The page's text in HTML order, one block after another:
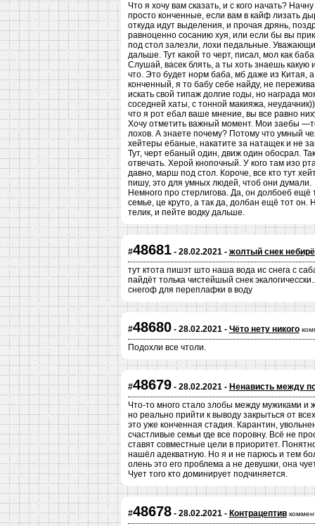
Что я хочу вам сказать, и с кого начать?
просто конченные, если вам в кайф лизать
откуда идут выделения, и прочая дрянь,
равноценно сосанию хуя, или если бы вы
под стол залезли, лохи педальные.
дальше. Тут какой то черт, писал, мол как
Слушай, васек блять, а ты хоть знаешь
что. Это будет норм баба, мб даже из
конченный, я то бабу себе найду, не
искать свой типаж долгие годы, но награда
соседней хаты, с тонной макияжа,
что я рот ебал ваше мнение, вы все равно
Хочу отметить важный момент. Мои заебы
лохов. А знаете почему? Потому что умный
хейтеры ебаные, накатите за натащек и не
Тут, черт ебаный один, движ один обосрал.
отвечать. Херой кнопочный. У кого там изо
давно, марш под стол. Короче, все кто тут
пишу, это для умных людей, чтоб они думали.
Немного про стерлигова. Да, он долбоеб ещё
семье, це круто, а так да, долбан ещё тот
телик, и пейте водку дальше.
#48681- 28.02.2021 - жолтый снек
тут ктота пишэт што наша вода ис снега с
пайдёт толька чистейшый снек
снегоф для переплафки в воду
#48680- 28.02.2021 - Чёто нету никого
Подохли все чтоли.
#48679- 28.02.2021 - Ненависть между
Что-то много стало злобы между мужиками
но реально прийти к выводу закрыться от
это уже конченная стадия. Карантин,
счастливые семьи где все поровну. Всё не
ставят совместные цели в приоритет.
нашёл адекватную. Но я и не парюсь и тем
олень это его проблема а не девушки, она
Чует того кто доминирует подчиняется.
#48678- 28.02.2021 - Контрацептив